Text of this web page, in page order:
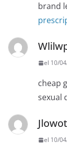
brand
el 10/
cheap
sexual
Jlowot
el 10/